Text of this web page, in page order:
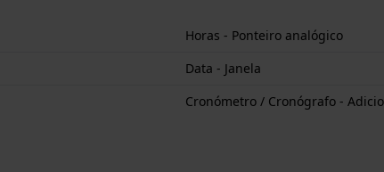
Horas - Ponteiro analógico
Data - Janela
Cronómetro / Cronógrafo -